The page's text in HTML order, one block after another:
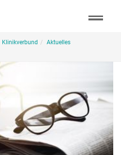
Klinikverbund
Aktuelles